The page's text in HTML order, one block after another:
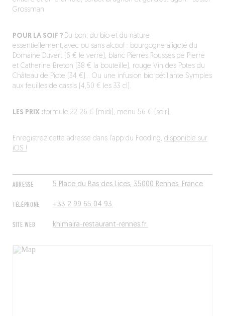
ADRESSE 5 Place du Bas des Lices, 35000 Rennes, France
TÉLÉPHONE +33 2 99 65 04 93
SITE WEB khimaira-restaurant-rennes.fr
Grossman
POUR LA SOIF ? Du bon, du bio et du nature
essentiellement, avec ou sans alcool : bourgogne aligoté du
Domaine Duvert (6 € le verre), blanc Pierres Rousses de Pierre
et Catherine Breton (38 € la bouteille), rouge Vin des Potes du
Château de Piote (34 €)… Ou une infusion bio pétillante Symples
aux feuilles de cassis (4,50 € les 33 cl).
LES PRIX :formule 22-26 € (midi), menu 56 € (soir).
Enregistrez cette adresse dans l’app du Fooding, disponible sur
iOS !